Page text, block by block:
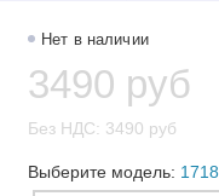
Нет в наличии
3490 руб
Без НДС: 3490 руб
Выберите модель: 1718